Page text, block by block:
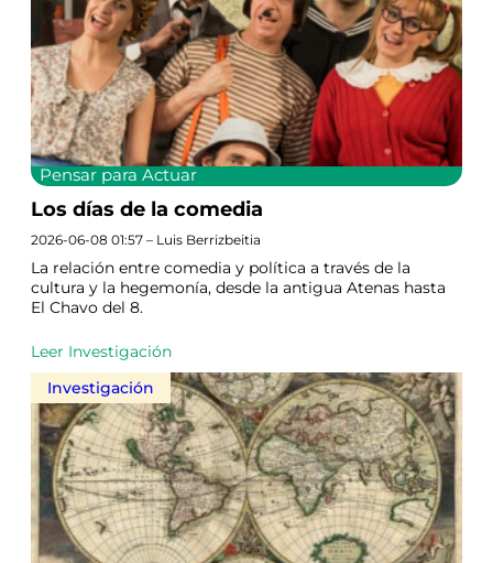
Pensar para Actuar
Los días de la comedia
2026-06-08 01:57 – Luis Berrizbeitia
La relación entre comedia y política a través de la
cultura y la hegemonía, desde la antigua Atenas hasta
El Chavo del 8.
Leer Investigación
Investigación